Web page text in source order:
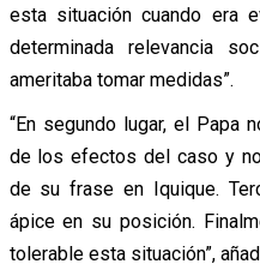
esta situación cuando era
determinada relevancia
ameritaba tomar medidas”.
“En segundo lugar, el Papa
de los efectos del caso y
de su frase en Iquique.
ápice en su posición.
tolerable esta situación”,